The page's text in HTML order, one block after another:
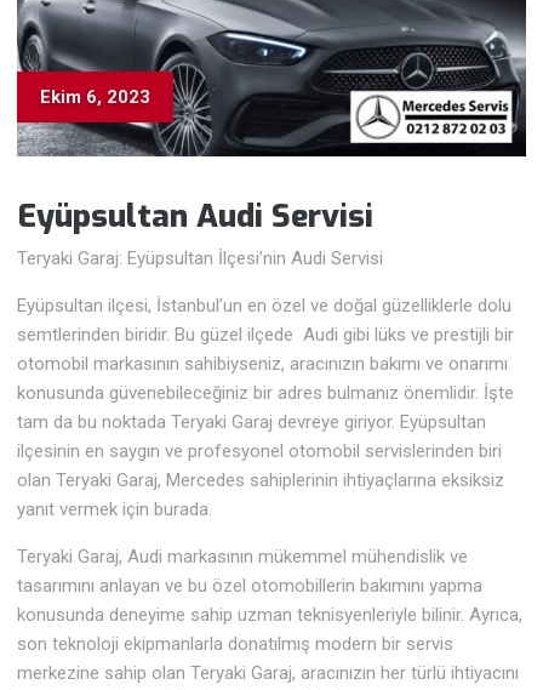
Ekim 6, 2023
Eyüpsultan Audi Servisi
Teryaki Garaj: Eyüpsultan İlçesi’nin Audi Servisi
Eyüpsultan ilçesi, İstanbul’un en özel ve doğal güzelliklerle dolu
semtlerinden biridir. Bu güzel ilçede Audi gibi lüks ve prestijli bir
otomobil markasının sahibiyseniz, aracınızın bakımı ve onarımı
konusunda güvenebileceğiniz bir adres bulmanız önemlidir. İşte
tam da bu noktada Teryaki Garaj devreye giriyor. Eyüpsultan
ilçesinin en saygın ve profesyonel otomobil servislerinden biri
olan Teryaki Garaj, Mercedes sahiplerinin ihtiyaçlarına eksiksiz
yanıt vermek için burada.
Teryaki Garaj, Audi markasının mükemmel mühendislik ve
tasarımını anlayan ve bu özel otomobillerin bakımını yapma
konusunda deneyime sahip uzman teknisyenleriyle bilinir. Ayrıca,
son teknoloji ekipmanlarla donatılmış modern bir servis
merkezine sahip olan Teryaki Garaj, aracınızın her türlü ihtiyacını